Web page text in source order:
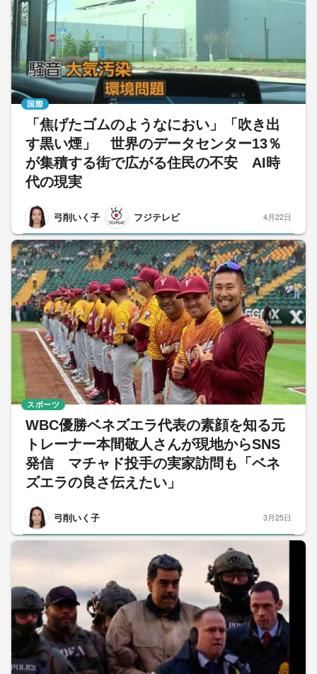
「焦げたゴムのようなにおい」「吹き出
す黒い煙」 世界のデータセンター13％
が集積する街で広がる住民の不安 AI時
代の現実
弓削いく子 フジテレビ
国際
4月22日
WBC優勝ベネズエラ代表の素顔を知る元
トレーナー本間敬人さんが現地からSNS
発信 マチャド投手の実家訪問も「ベネ
ズエラの良さ伝えたい」
弓削いく子
スポーツ
3月25日